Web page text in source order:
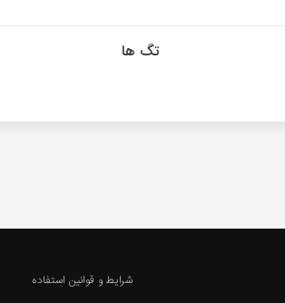
تگ ها
شرایط و قوانین استفاده